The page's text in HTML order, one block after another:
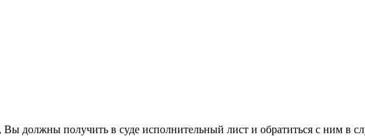
должны получить в суде исполнительный лист и обратиться с ним в